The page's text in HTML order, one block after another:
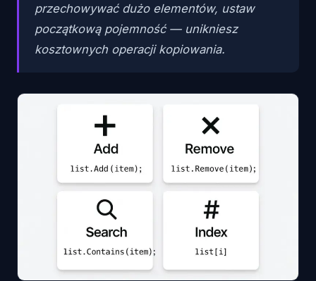
przechowywać dużo elementów, ustaw
początkową pojemność — unikniesz
kosztownych operacji kopiowania.